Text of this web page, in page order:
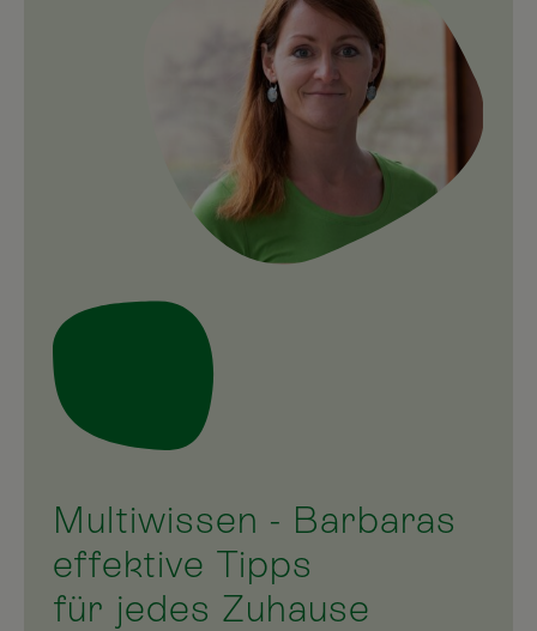
Multiwissen - Barbaras
effektive Tipps
für jedes Zuhause